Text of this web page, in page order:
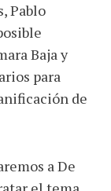
Pablo
Baja y
para
de
a De